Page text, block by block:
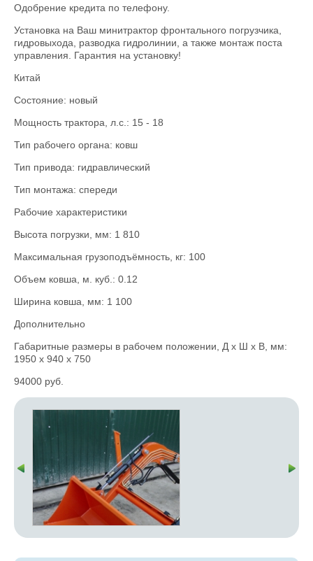
Одобрение кредита по телефону.
Установка на Ваш минитрактор фронтального погрузчика,
гидровыхода, разводка гидролинии, а также монтаж поста
управления. Гарантия на установку!
Китай
Состояние: новый
Мощность трактора, л.с.: 15 - 18
Тип рабочего органа: ковш
Тип привода: гидравлический
Тип монтажа: спереди
Рабочие характеристики
Высота погрузки, мм: 1 810
Максимальная грузоподъёмность, кг: 100
Объем ковша, м. куб.: 0.12
Ширина ковша, мм: 1 100
Дополнительно
Габаритные размеры в рабочем положении, Д x Ш x В, мм:
1950 x 940 x 750
94000 руб.